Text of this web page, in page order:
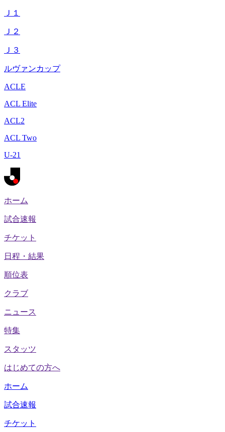
Ｊ１
Ｊ２
Ｊ３
ルヴァンカップ
ACLE
ACL Elite
ACL2
ACL Two
U-21
ホーム
試合速報
チケット
日程・結果
順位表
クラブ
ニュース
特集
スタッツ
はじめての方へ
ホーム
試合速報
チケット